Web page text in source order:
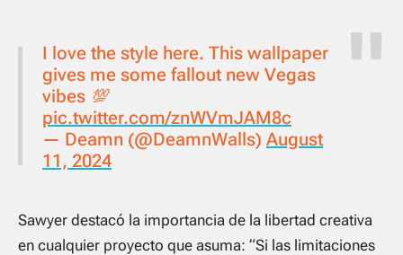
I love the style here. This wallpaper
gives me some fallout new Vegas
vibes 💯
pic.twitter.com/znWVmJAM8c
— Deamn (@DeamnWalls) August
11, 2024
Sawyer destacó la importancia de la libertad creativa
en cualquier proyecto que asuma: “Si las limitaciones